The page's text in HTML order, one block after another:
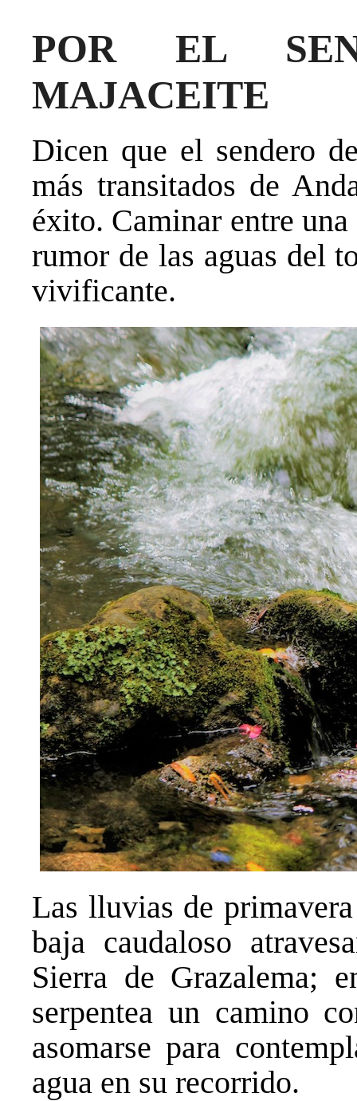
POR EL
MAJACEITE
Dicen que el sendero
más transitados de
éxito. Caminar entre
rumor de las aguas del
vivificante.
Las lluvias de
baja caudaloso
Sierra de Grazalema;
serpentea un camino
asomarse para
agua en su recorrido.